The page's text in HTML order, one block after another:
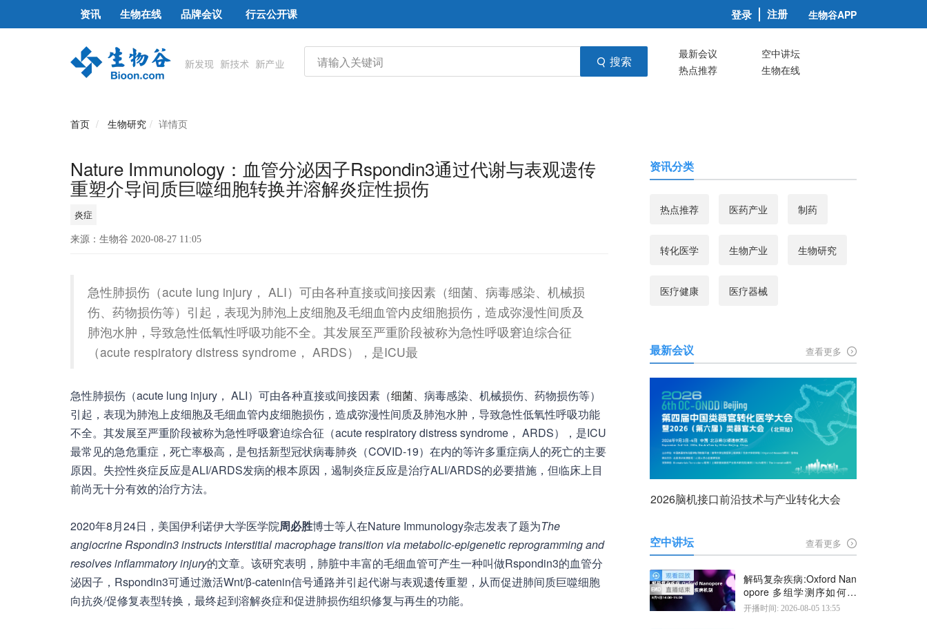
资讯 生物在线 品牌会议 行云公开课 登录 注册 生物谷APP
搜索 最新会议
空中讲坛
热点推荐
生物在线
首页 生物研究 详情页
Nature Immunology：血管分泌因子Rspondin3通过代谢与表观遗传
重塑介导间质巨噬细胞转换并溶解炎症性损伤
炎症
来源：生物谷 2020-08-27 11:05
急性肺损伤（acute lung injury， ALI）可由各种直接或间接因素（细菌、病毒感染、机械损
伤、药物损伤等）引起，表现为肺泡上皮细胞及毛细血管内皮细胞损伤，造成弥漫性间质及
肺泡水肿，导致急性低氧性呼吸功能不全。其发展至严重阶段被称为急性呼吸窘迫综合征
（acute respiratory distress syndrome， ARDS），是ICU最
急性肺损伤（acute lung injury， ALI）可由各种直接或间接因素（细菌、病毒感染、机械损伤、药物损伤等）
引起，表现为肺泡上皮细胞及毛细血管内皮细胞损伤，造成弥漫性间质及肺泡水肿，导致急性低氧性呼吸功能
不全。其发展至严重阶段被称为急性呼吸窘迫综合征（acute respiratory distress syndrome， ARDS），是ICU
最常见的急危重症，死亡率极高，是包括新型冠状病毒肺炎（COVID-19）在内的等许多重症病人的死亡的主要
原因。失控性炎症反应是ALI/ARDS发病的根本原因，遏制炎症反应是治疗ALI/ARDS的必要措施，但临床上目
前尚无十分有效的治疗方法。
2020年8月24日，美国伊利诺伊大学医学院周必胜博士等人在Nature Immunology杂志发表了题为The
angiocrine Rspondin3 instructs interstitial macrophage transition via metabolic-epigenetic reprogramming and
resolves inflammatory injury的文章。该研究表明，肺脏中丰富的毛细血管可产生一种叫做Rspondin3的血管分
泌因子，Rspondin3可通过激活Wnt/β-catenin信号通路并引起代谢与表观遗传重塑，从而促进肺间质巨噬细胞
向抗炎/促修复表型转换，最终起到溶解炎症和促进肺损伤组织修复与再生的功能。
资讯分类
热点推荐 医药产业 制药
转化医学 生物产业 生物研究
医疗健康 医疗器械
最新会议 查看更多
2026脑机接口前沿技术与产业转化大会
空中讲坛 查看更多
解码复杂疾病:Oxford Nan
opore 多组学测序如何揭
示疾病机制
开播时间: 2026-08-05 13:55